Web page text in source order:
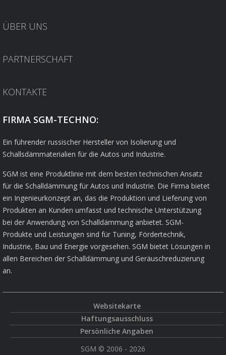
ÜBER UNS
PARTNERSCHAFT
KONTAKTE
FIRMA SGM-TECHNO:
Ein führender russischer Hersteller von Isolierung und
Schallsdämmaterialien für die Autos und Industrie.
SGM ist eine Produktlinie mit dem besten technischen Ansatz
für die Schalldämmung für Autos und Industrie. Die Firma bietet
ein Ingenieurkonzept an, das die Produktion und Lieferung von
Produkten an Kunden umfasst und technische Unterstützung
bei der Anwendung von Schalldämmung anbietet. SGM-
Produkte und Leistungen sind für Tuning, Fördertechnik,
Industrie, Bau und Energie vorgesehen. SGM bietet Lösungen in
allen Bereichen der Schalldämmung und Geräuschreduzierung
an.
SGM © 2006 - 2026
Websitekarte
Haftungsausschluss
Persönliche Angaben